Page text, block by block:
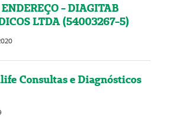
- DIAGITAB
LTDA (54003267-5)
Consultas e Diagnósticos